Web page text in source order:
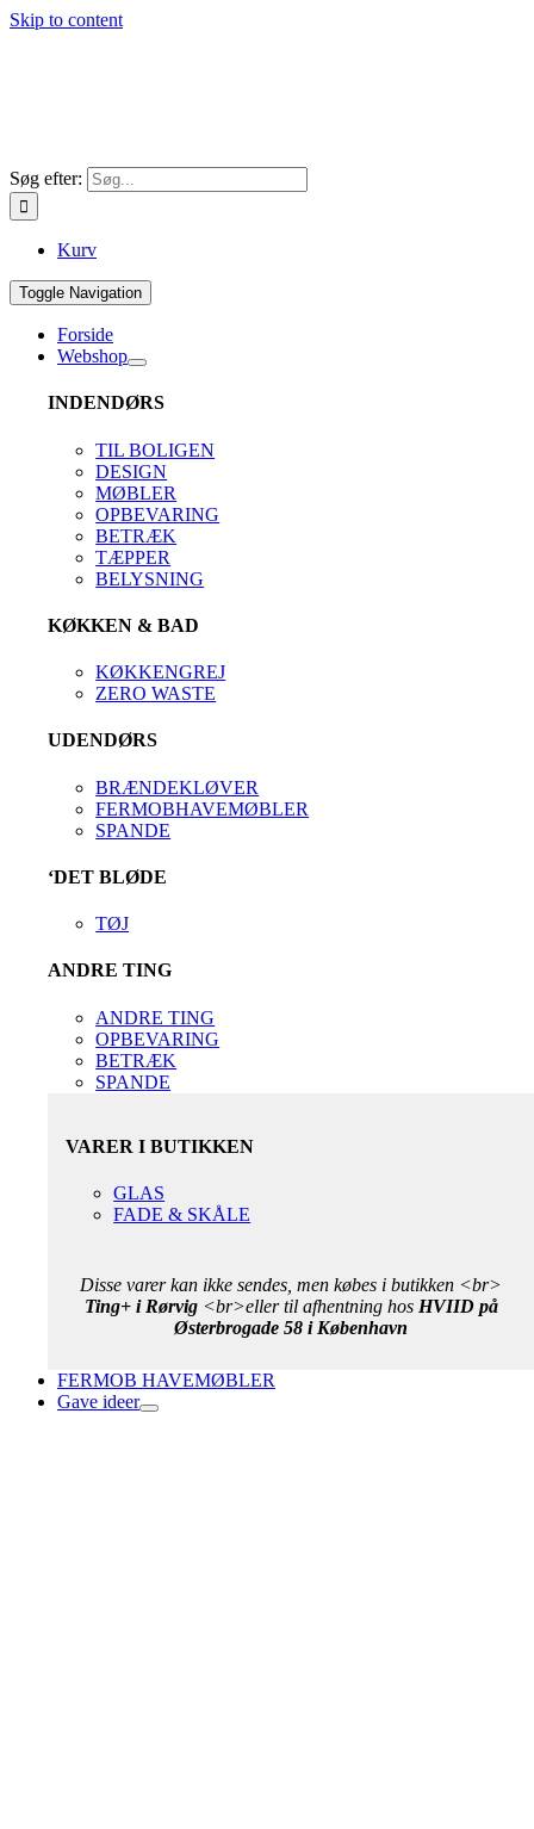
Skip to content
Søg efter:
Kurv
Toggle Navigation
Forside
Webshop
INDENDØRS
TIL BOLIGEN
DESIGN
MØBLER
OPBEVARING
BETRÆK
TÆPPER
BELYSNING
KØKKEN & BAD
KØKKENGREJ
ZERO WASTE
UDENDØRS
BRÆNDEKLØVER
FERMOBHAVEMØBLER
SPANDE
‘DET BLØDE
TØJ
ANDRE TING
ANDRE TING
OPBEVARING
BETRÆK
SPANDE
VARER I BUTIKKEN
GLAS
FADE & SKÅLE
Disse varer kan ikke sendes, men købes i butikken <br>
Ting+ i Rørvig<br>eller til afhentning hos HVIID på
Østerbrogade 58 i København
FERMOB HAVEMØBLER
Gave ideer